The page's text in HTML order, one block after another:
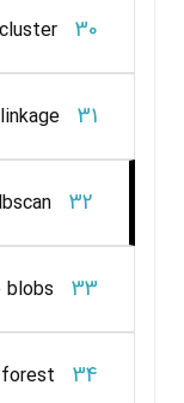
30
31
linkage
32
33
blobs
34